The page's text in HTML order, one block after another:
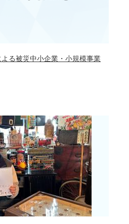
よる被災中小企業・小規模事業